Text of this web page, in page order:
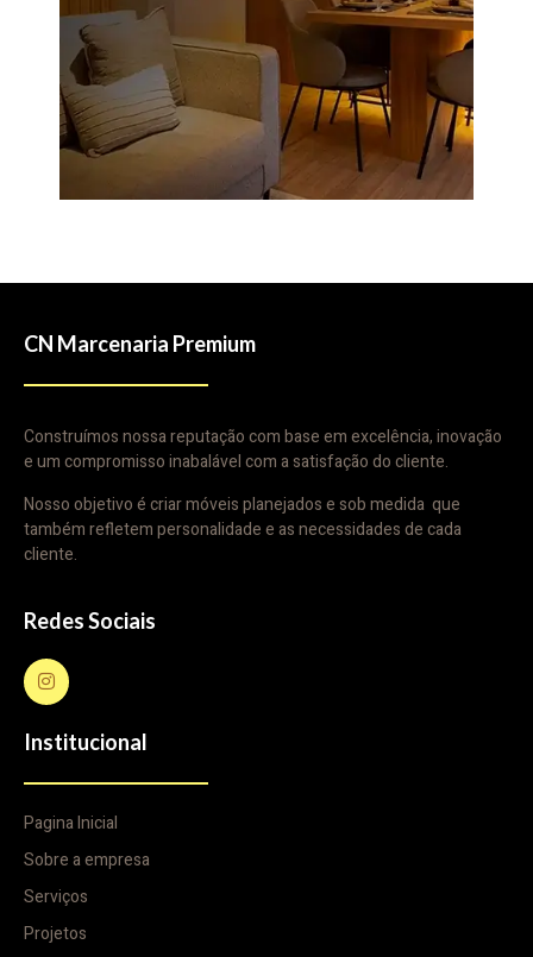
CN Marcenaria Premium
Construímos nossa reputação com base em excelência, inovação
e um compromisso inabalável com a satisfação do cliente.
Nosso objetivo é criar móveis planejados e sob medida que
também refletem personalidade e as necessidades de cada
cliente.
Redes Sociais
Institucional
Pagina Inicial
Sobre a empresa
Serviços
Projetos